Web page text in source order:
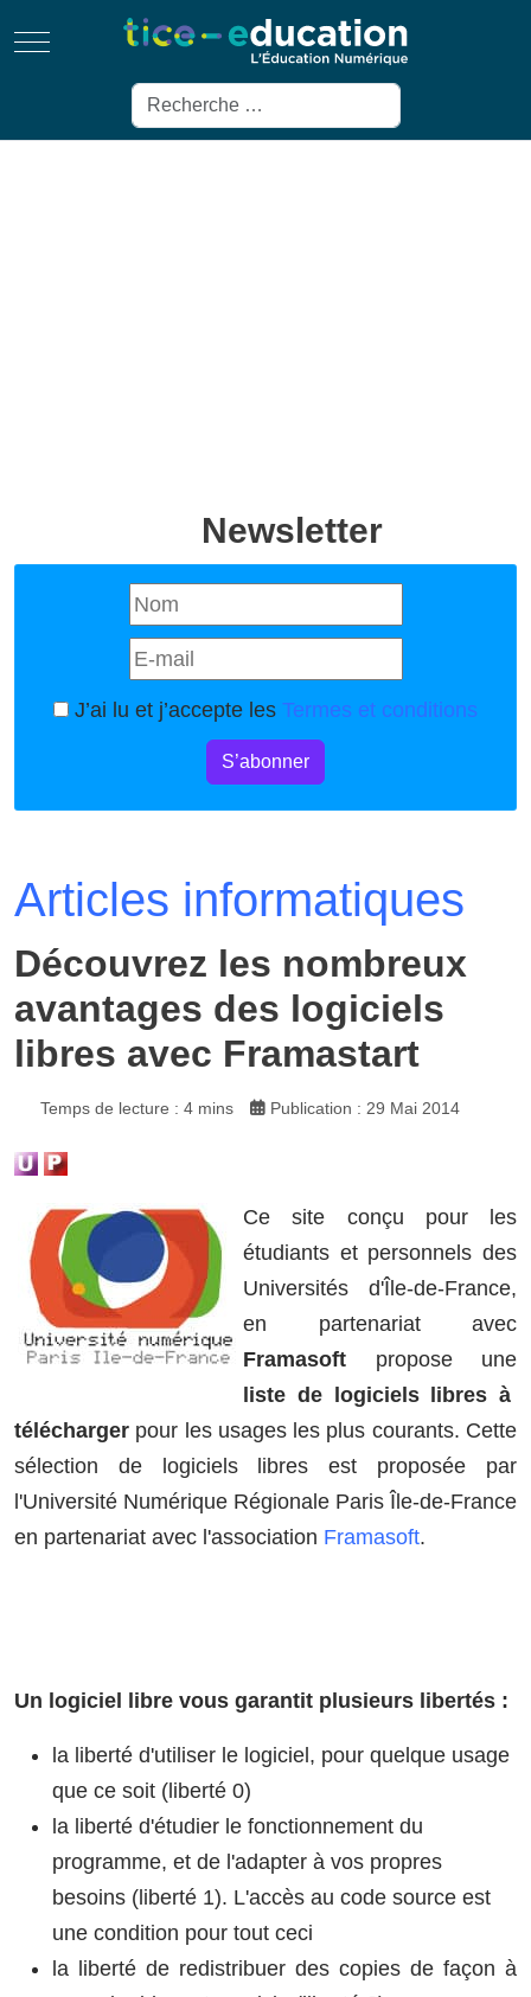
Mobile Menu Toggle
Rechercher
Newsletter
J’ai lu et j’accepte les Termes et conditions
S’abonner
Articles informatiques
Découvrez les nombreux
avantages des logiciels
libres avec Framastart
Temps de lecture : 4 mins Publication : 29 Mai 2014
Ce site conçu pour les
étudiants et personnels des
Universités d'Île-de-France,
en partenariat avec
Framasoft propose une
liste de logiciels libres à
télécharger pour les usages les plus courants. Cette
sélection de logiciels libres est proposée par
l'Université Numérique Régionale Paris Île-de-France
en partenariat avec l'association Framasoft.
Un logiciel libre vous garantit plusieurs libertés :
la liberté d'utiliser le logiciel, pour quelque usage
que ce soit (liberté 0)
la liberté d'étudier le fonctionnement du
programme, et de l'adapter à vos propres
besoins (liberté 1). L'accès au code source est
une condition pour tout ceci
la liberté de redistribuer des copies de façon à